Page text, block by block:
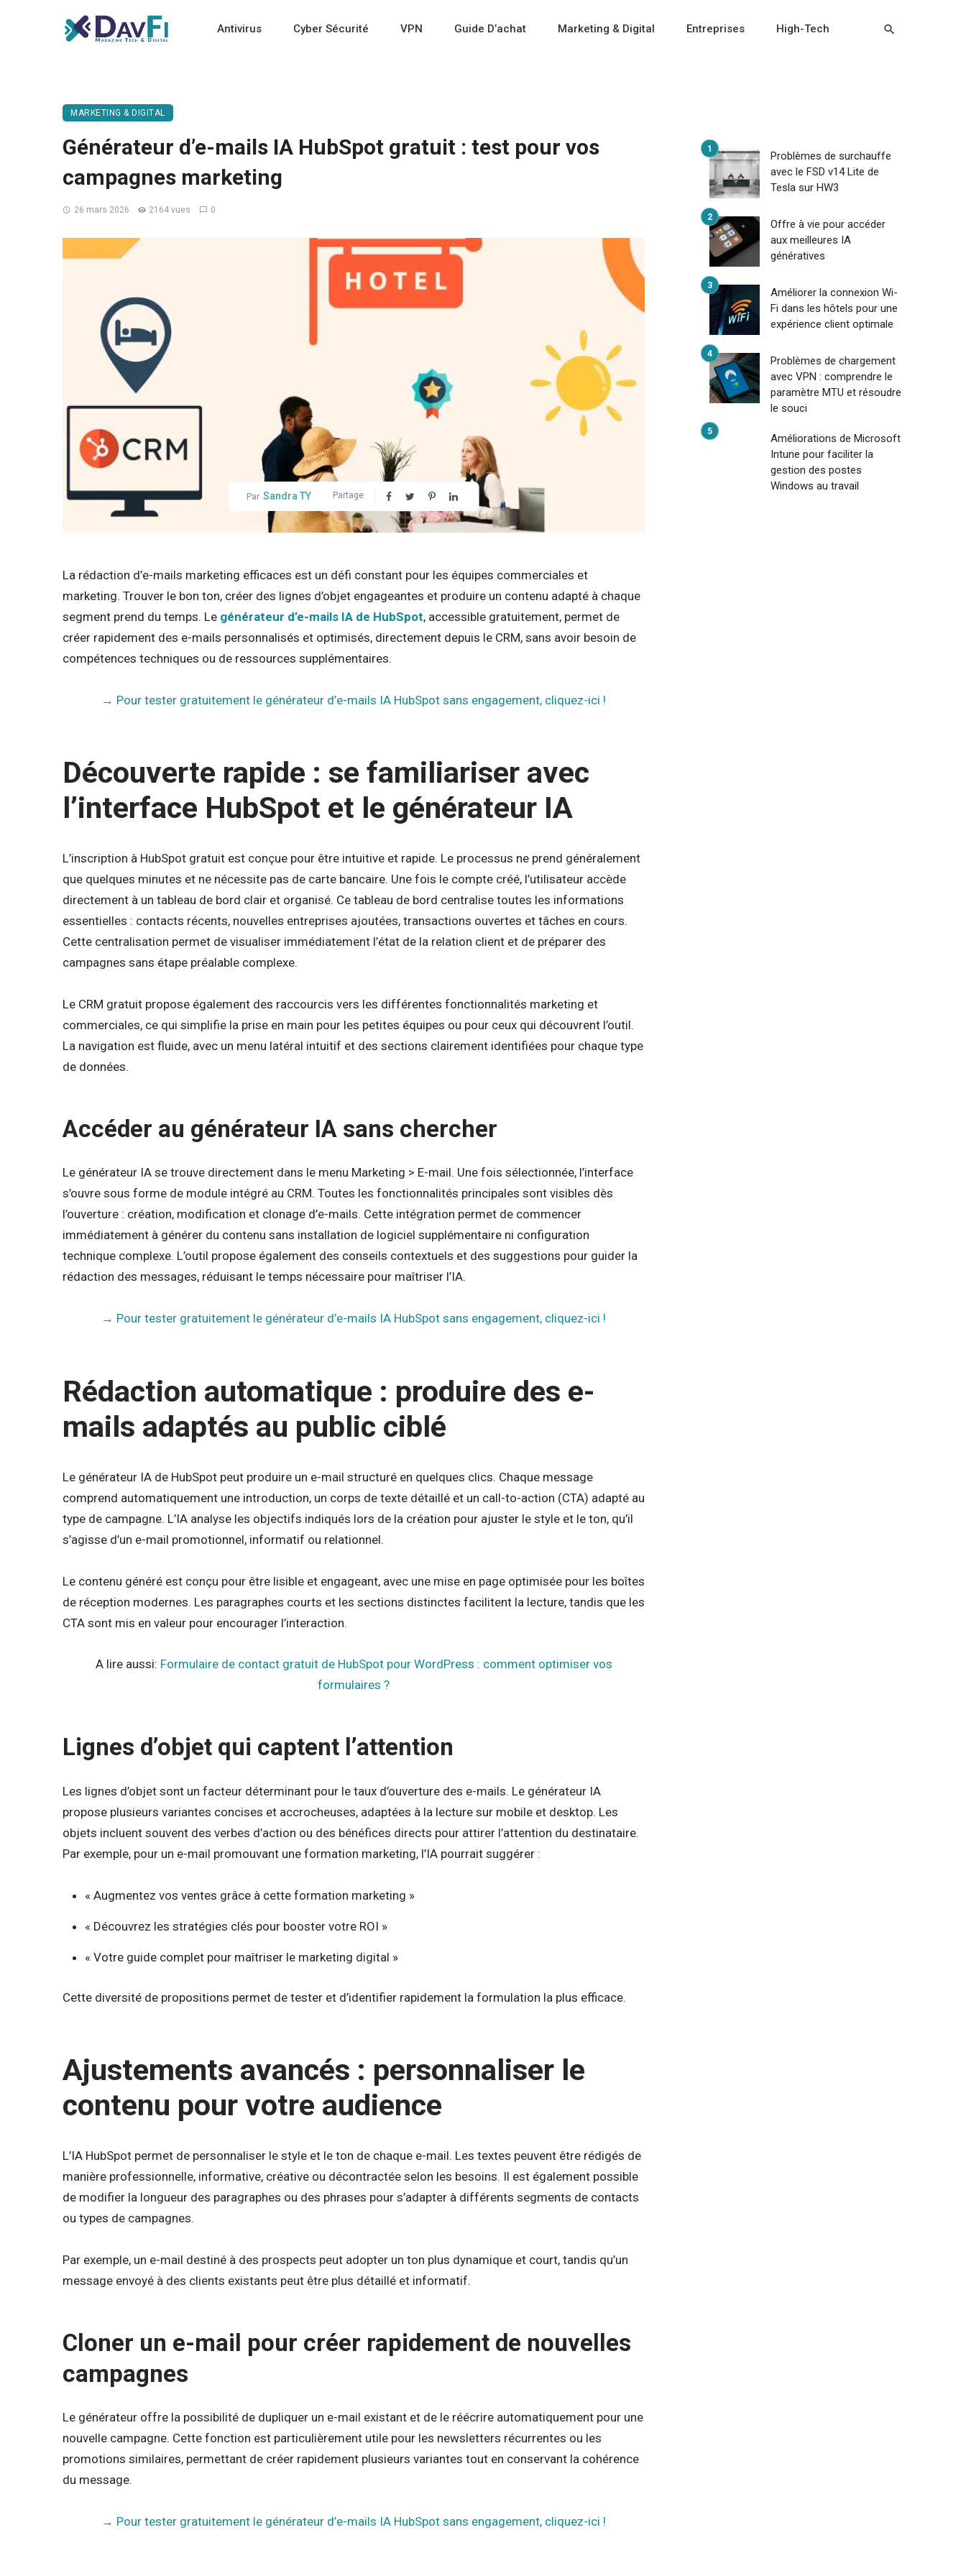
Antivirus Cyber Sécurité VPN Guide D’achat Marketing & Digital Entreprises High-Tech
MARKETING & DIGITAL
Générateur d’e-mails IA HubSpot gratuit : test pour vos
campagnes marketing
26 mars 2026 2164 vues 0
Par Sandra TY Partage
La rédaction d’e-mails marketing efficaces est un défi constant pour les équipes commerciales et
marketing. Trouver le bon ton, créer des lignes d’objet engageantes et produire un contenu adapté à chaque
segment prend du temps. Le générateur d’e-mails IA de HubSpot, accessible gratuitement, permet de
créer rapidement des e-mails personnalisés et optimisés, directement depuis le CRM, sans avoir besoin de
compétences techniques ou de ressources supplémentaires.
→ Pour tester gratuitement le générateur d’e-mails IA HubSpot sans engagement, cliquez-ici !
Découverte rapide : se familiariser avec
l’interface HubSpot et le générateur IA
L’inscription à HubSpot gratuit est conçue pour être intuitive et rapide. Le processus ne prend généralement
que quelques minutes et ne nécessite pas de carte bancaire. Une fois le compte créé, l’utilisateur accède
directement à un tableau de bord clair et organisé. Ce tableau de bord centralise toutes les informations
essentielles : contacts récents, nouvelles entreprises ajoutées, transactions ouvertes et tâches en cours.
Cette centralisation permet de visualiser immédiatement l’état de la relation client et de préparer des
campagnes sans étape préalable complexe.
Le CRM gratuit propose également des raccourcis vers les différentes fonctionnalités marketing et
commerciales, ce qui simplifie la prise en main pour les petites équipes ou pour ceux qui découvrent l’outil.
La navigation est fluide, avec un menu latéral intuitif et des sections clairement identifiées pour chaque type
de données.
Accéder au générateur IA sans chercher
Le générateur IA se trouve directement dans le menu Marketing > E-mail. Une fois sélectionnée, l’interface
s’ouvre sous forme de module intégré au CRM. Toutes les fonctionnalités principales sont visibles dès
l’ouverture : création, modification et clonage d’e-mails. Cette intégration permet de commencer
immédiatement à générer du contenu sans installation de logiciel supplémentaire ni configuration
technique complexe. L’outil propose également des conseils contextuels et des suggestions pour guider la
rédaction des messages, réduisant le temps nécessaire pour maîtriser l’IA.
→ Pour tester gratuitement le générateur d’e-mails IA HubSpot sans engagement, cliquez-ici !
Rédaction automatique : produire des e-
mails adaptés au public ciblé
Le générateur IA de HubSpot peut produire un e-mail structuré en quelques clics. Chaque message
comprend automatiquement une introduction, un corps de texte détaillé et un call-to-action (CTA) adapté au
type de campagne. L’IA analyse les objectifs indiqués lors de la création pour ajuster le style et le ton, qu’il
s’agisse d’un e-mail promotionnel, informatif ou relationnel.
Le contenu généré est conçu pour être lisible et engageant, avec une mise en page optimisée pour les boîtes
de réception modernes. Les paragraphes courts et les sections distinctes facilitent la lecture, tandis que les
CTA sont mis en valeur pour encourager l’interaction.
A lire aussi: Formulaire de contact gratuit de HubSpot pour WordPress : comment optimiser vos
formulaires ?
Lignes d’objet qui captent l’attention
Les lignes d’objet sont un facteur déterminant pour le taux d’ouverture des e-mails. Le générateur IA
propose plusieurs variantes concises et accrocheuses, adaptées à la lecture sur mobile et desktop. Les
objets incluent souvent des verbes d’action ou des bénéfices directs pour attirer l’attention du destinataire.
Par exemple, pour un e-mail promouvant une formation marketing, l’IA pourrait suggérer :
« Augmentez vos ventes grâce à cette formation marketing »
« Découvrez les stratégies clés pour booster votre ROI »
« Votre guide complet pour maîtriser le marketing digital »
Cette diversité de propositions permet de tester et d’identifier rapidement la formulation la plus efficace.
Ajustements avancés : personnaliser le
contenu pour votre audience
L’IA HubSpot permet de personnaliser le style et le ton de chaque e-mail. Les textes peuvent être rédigés de
manière professionnelle, informative, créative ou décontractée selon les besoins. Il est également possible
de modifier la longueur des paragraphes ou des phrases pour s’adapter à différents segments de contacts
ou types de campagnes.
Par exemple, un e-mail destiné à des prospects peut adopter un ton plus dynamique et court, tandis qu’un
message envoyé à des clients existants peut être plus détaillé et informatif.
Cloner un e-mail pour créer rapidement de nouvelles
campagnes
Le générateur offre la possibilité de dupliquer un e-mail existant et de le réécrire automatiquement pour une
nouvelle campagne. Cette fonction est particulièrement utile pour les newsletters récurrentes ou les
promotions similaires, permettant de créer rapidement plusieurs variantes tout en conservant la cohérence
du message.
→ Pour tester gratuitement le générateur d’e-mails IA HubSpot sans engagement, cliquez-ici !
Problèmes de surchauffe
avec le FSD v14 Lite de
Tesla sur HW3
Offre à vie pour accéder
aux meilleures IA
génératives
Améliorer la connexion Wi-
Fi dans les hôtels pour une
expérience client optimale
Problèmes de chargement
avec VPN : comprendre le
paramètre MTU et résoudre
le souci
Améliorations de Microsoft
Intune pour faciliter la
gestion des postes
Windows au travail